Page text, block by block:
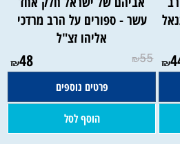
₪
עשר - ספורים על הרב מרדכי
אליהו זצ"ל
₪55
₪48
פרטים נוספים
הוסף לסל